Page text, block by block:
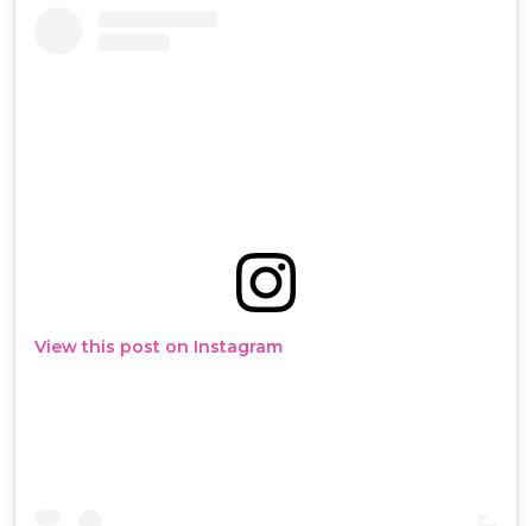
View this post on Instagram